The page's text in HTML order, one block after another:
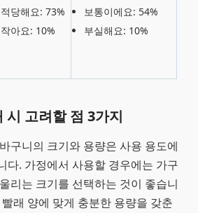
적당해요: 73%
작아요: 10%
보통이에요: 54%
부실해요: 10%
시 고려할 점 3가지
구니의 크기와 용량은 사용 용도에
다. 가정에서 사용할 경우에는 가구
리는 크기를 선택하는 것이 좋습니
래 양에 맞게 충분한 용량을 갖춘